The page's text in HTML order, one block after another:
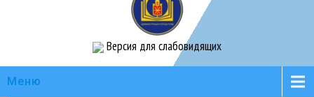
Версия для слабовидящих
Меню